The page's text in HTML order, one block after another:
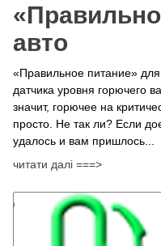
авто
«Правильное питание»
датчика уровня горючего
значит, горючее на
просто. Не так ли? Если
удалось и вам пришлось...
читати далі ===>